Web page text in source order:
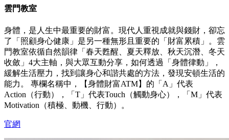
雲門教室
身體，是人生中最重要的財富。現代人重視成就與錢財，卻忘
了「照顧身心健康」是另一種無形且重要的「財富累積」。雲
門教室依循自然韻律「春天甦醒、夏天釋放、秋天沉潛、冬天
收斂」4大主軸，與大眾互動分享，如何透過「身體律動」，
緩解生活壓力，找到讓身心和諧共處的方法，發現安頓生活的
能力。 專欄名稱中，【身體財富ATM】的「A」代表
Action（行動），「T」代表Touch（觸動身心），「M」代表
Motivation（積極、動機、行動）。
官網